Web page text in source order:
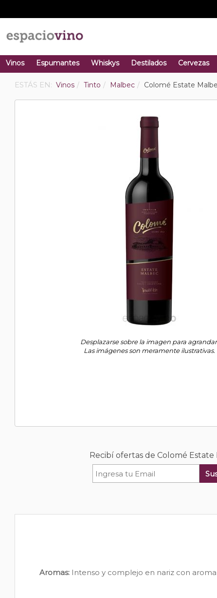
Vinos Espumantes Whiskys Destilados Cervezas
ESTÁS EN: Vinos Tinto Malbec Colomé Estate
Desplazarse sobre la imagen para
Las imágenes son meramente ilustrativas.
Recibí ofertas de Colomé Estate
Aromas: Intenso y complejo en nariz con